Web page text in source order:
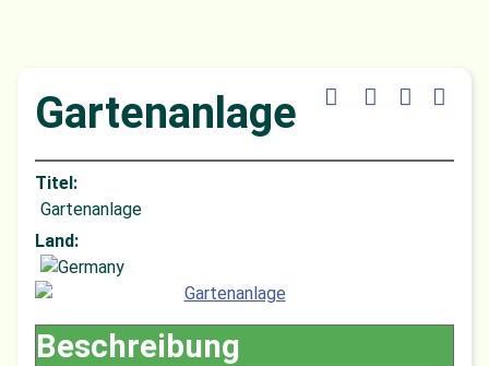
Gartenanlage
Titel:
Gartenanlage
Land:
Beschreibung